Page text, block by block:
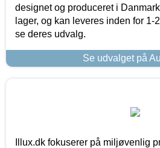
designet og produceret i
lager, og kan leveres inden for 1-
se deres udvalg.
Se udvalget på
Illux.dk fokuserer på miljøvenlig